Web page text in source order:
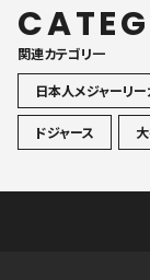
関連カテゴリ一
日本人メジャーリー
ドジャース